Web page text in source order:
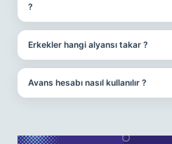
?
Erkekler hangi alyansı takar ?
Avans hesabı nasıl kullanılır ?